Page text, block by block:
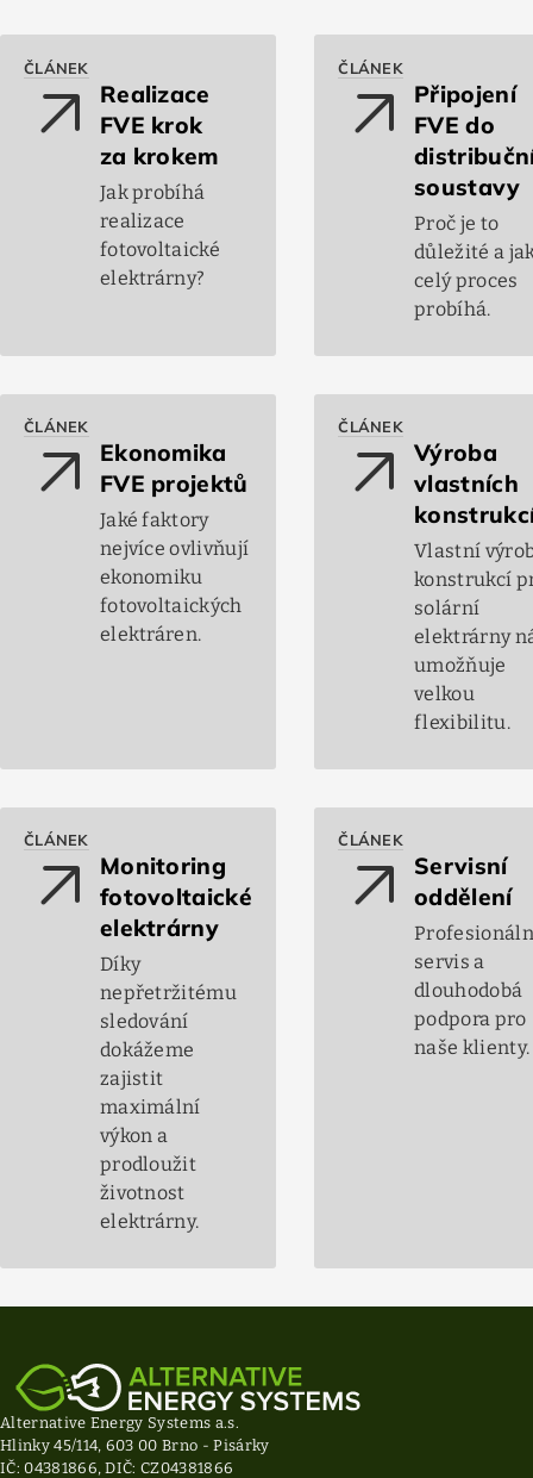
ČLÁNEK
arrow_outward
Realizace
FVE krok
za krokem
Jak probíhá
realizace
fotovoltaické
elektrárny?
ČLÁNEK
arrow_outward
Připojení
FVE do
soustavy
Proč je to
důležité a
celý proces
probíhá.
ČLÁNEK
arrow_outward
Ekonomika
FVE projektů
Jaké faktory
nejvíce ovlivňují
ekonomiku
fotovoltaických
elektráren.
ČLÁNEK
arrow_outwardVýroba
vlastních
Vlastní
konstrukcí
solární
elektrárny
umožňuje
velkou
flexibilitu.
ČLÁNEK
arrow_outward
Monitoring
fotovoltaické
elektrárny
Díky
nepřetržitému
sledování
dokážeme
zajistit
maximální
výkon a
prodloužit
životnost
elektrárny.
ČLÁNEK
arrow_outwardServisní
oddělení
servis a
dlouhodobá
podpora pro
naše klienty.
Alternative Energy Systems a.s.
Hlinky 45/114, 603 00 Brno - Pisárky
IČ: 04381866, DIČ: CZ04381866